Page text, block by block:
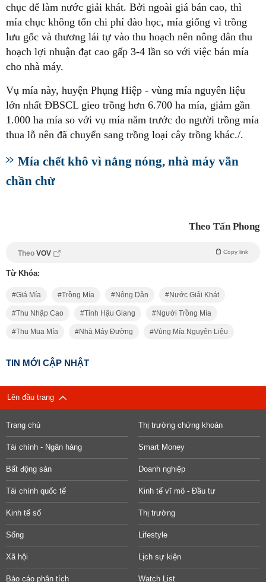
chục để làm nước giải khát. Bởi ngoài giá bán cao, thì
mía chục không tốn chi phí đào học, mía giống vì trồng
lưu gốc và thương lái tự vào thu hoạch nên nông dân thu
hoạch lợi nhuận đạt cao gấp 3-4 lần so với việc bán mía
cho nhà máy.
Vụ mía này, huyện Phụng Hiệp - vùng mía nguyên liệu
lớn nhất ĐBSCL gieo trồng hơn 6.700 ha mía, giảm gần
1.000 ha mía so với vụ mía năm trước do người trồng mía
thua lỗ nên đã chuyển sang trồng loại cây trồng khác./.
Mía chết khô vì nắng nóng, nhà máy vẫn
chần chừ
Theo Tấn Phong
Theo VOV Copy link
Từ Khóa:
Giá Mía Trồng Mía Nông Dân Nước Giải Khát
Thu Nhập Cao Tỉnh Hậu Giang Người Trồng Mía
Thu Mua Mía Nhà Máy Đường Vùng Mía Nguyên Liệu
TIN MỚI CẬP NHẬT
Lên đầu trang
Trang chủ Thị trường chứng khoán
Tài chính - Ngân hàng Smart Money
Bất động sản Doanh nghiệp
Tài chính quốc tế Kinh tế vĩ mô - Đầu tư
Kinh tế số Thị trường
Sống Lifestyle
Xã hội Lịch sự kiện
Báo cáo phân tích Watch List